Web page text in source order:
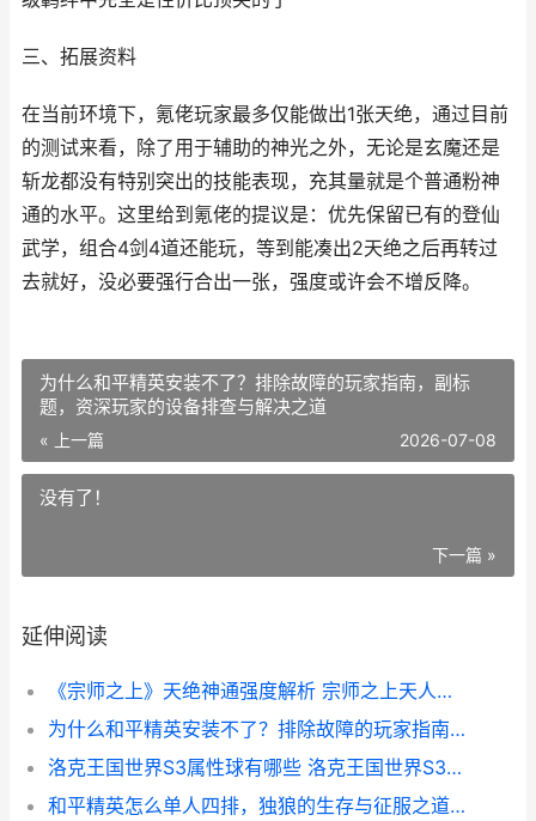
三、拓展资料
在当前环境下，氪佬玩家最多仅能做出1张天绝，通过目前
的测试来看，除了用于辅助的神光之外，无论是玄魔还是
斩龙都没有特别突出的技能表现，充其量就是个普通粉神
通的水平。这里给到氪佬的提议是：优先保留已有的登仙
武学，组合4剑4道还能玩，等到能凑出2天绝之后再转过
去就好，没必要强行合出一张，强度或许会不增反降。
为什么和平精英安装不了？排除故障的玩家指南，副标
题，资深玩家的设备排查与解决之道
« 上一篇 2026-07-08
没有了！
下一篇 »
延伸阅读
《宗师之上》天绝神通强度解析 宗师之上天人心法
为什么和平精英安装不了？排除故障的玩家指南，副标题，资深玩家的设备排查与解决之道
洛克王国世界S3属性球有哪些 洛克王国世界S3赛季传说精灵
和平精英怎么单人四排，独狼的生存与征服之道副标题，孤身挑战团队战场的终极攻略